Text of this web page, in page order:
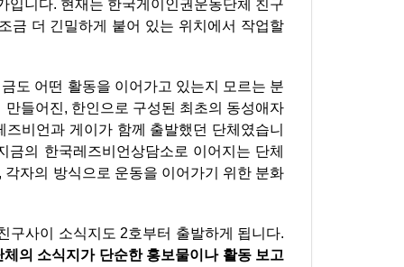
입니다. 현재는 한국게이인권운동단체 친구
금 더 긴밀하게 붙어 있는 위치에서 작업할
도 어떤 활동을 이어가고 있는지 모르는 분
만들어진, 한인으로 구성된 최초의 동성애자
비언과 게이가 함께 출발했던 단체였습니
의 한국레즈비언상담소로 이어지는 단체
자의 방식으로 운동을 이어가기 위한 분화
구사이 소식지도 2호부터 출발하게 됩니다.
체의 소식지가 단순한 홍보물이나 활동 보고